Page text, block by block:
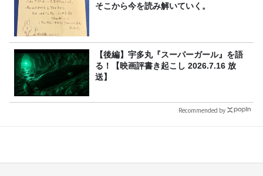
そこから今を読み解いていく。
【後編】宇多丸『スーパーガール』を語
る！【映画評書き起こし 2026.7.16 放
送】
Recommended by